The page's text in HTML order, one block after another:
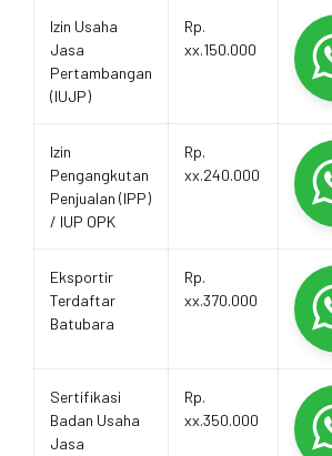
Biaya
Layanan
Izin Usaha
Jasa
Pertambangan
(IUJP)
Rp.
xx.150.000
Izin
Pengangkutan
Penjualan (IPP)
/ IUP OPK
Rp.
xx.240.000
Eksportir
Terdaftar
Batubara
Rp.
xx.370.000
Sertifikasi
Badan Usaha
Jasa
Rp.
xx.350.000